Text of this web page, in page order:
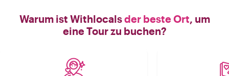
Warum ist Withlocalsder beste Ort, um
eine Tour zu buchen?